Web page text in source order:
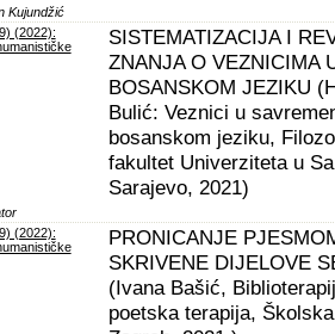
Kujundžić
(2022):
SISTEMATIZACIJA I
ZNANJA O VEZNICIMA
BOSANSKOM JEZIKU
Bulić: Veznici u
bosanskom jeziku,
fakultet Univerziteta u
Sarajevo, 2021)
(2022):
PRONICANJE
SKRIVENE DIJELOVE
(Ivana Bašić,
poetska terapija,